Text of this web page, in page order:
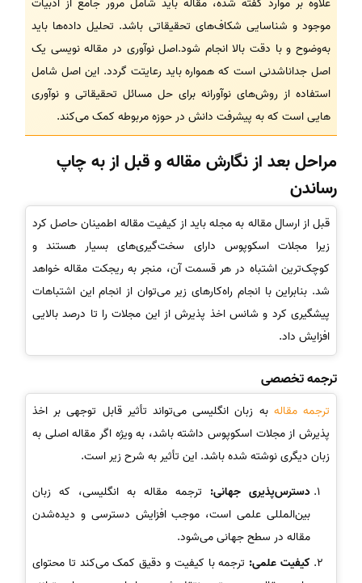
علاوه بر موارد گفته شده، مقاله باید شامل مرور جامع از ادبیات
موجود و شناسایی شکاف‌های تحقیقاتی باشد. تحلیل داده‌ها باید
به‌وضوح و با دقت بالا انجام شود.اصل نوآوری در مقاله نویسی یک
اصل جداناشدنی است که همواره باید رعایتت گردد. این اصل شامل
استفاده از روش‌های نوآورانه برای حل مسائل تحقیقاتی و نوآوری
هایی است که به پیشرفت دانش در حوزه مربوطه کمک می‌کند.
مراحل بعد از نگارش مقاله و قبل از به چاپ
رساندن
قبل از ارسال مقاله به مجله باید از کیفیت مقاله اطمینان حاصل کرد
زیرا مجلات اسکوپوس دارای سخت‌گیری‌های بسیار هستند و
کوچک‌ترین اشتباه در هر قسمت آن، منجر به ریجکت مقاله خواهد
شد. بنابراین با انجام راه‌کارهای زیر می‌توان از انجام این اشتباهات
پیشگیری کرد و شانس اخذ پذیرش از این مجلات را تا درصد بالایی
افزایش داد.
ترجمه تخصصی
ترجمه مقاله به زبان انگلیسی می‌تواند تأثیر قابل توجهی بر اخذ
پذیرش از مجلات اسکوپوس داشته باشد، به ویژه اگر مقاله اصلی به
زبان دیگری نوشته شده باشد. این تأثیر به شرح زیر است.
دسترس‌پذیری جهانی: ترجمه مقاله به انگلیسی، که زبان
بین‌المللی علمی است، موجب افزایش دسترسی و دیده‌شدن
مقاله در سطح جهانی می‌شود.
کیفیت علمی: ترجمه با کیفیت و دقیق کمک می‌کند تا محتوای